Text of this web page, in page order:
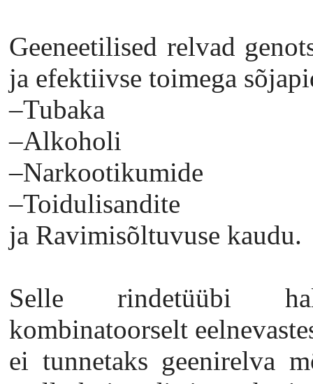
Geeneetilised relvad
ja efektiivse toimega
–Tubaka
–Alkoholi
–Narkootikumide
–Toidulisandite
ja Ravimisõltuvuse kaudu.
Selle rindetüübi
kombinatoorselt
ei tunnetaks geenirelva